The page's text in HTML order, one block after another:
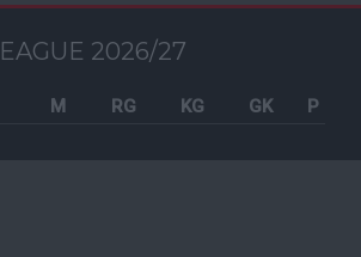
2026/27
M RG KG GK P